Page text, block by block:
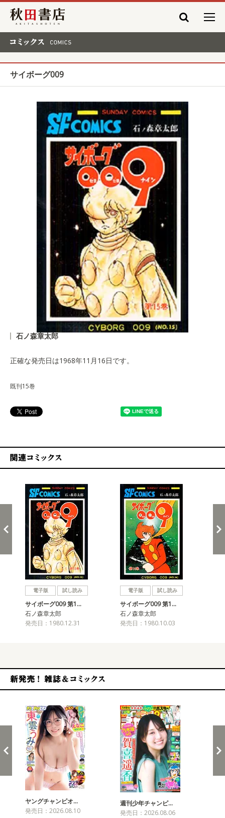
秋田書店
サイボーグ009
石ノ森章太郎
正確な発売日は1968年11月16日です。
既刊15巻
電子版 試し読み
サイボーグ009 第1…
石ノ森章太郎
発売日：1980.12.31
電子版 試し読み
サイボーグ009 第1…
石ノ森章太郎
発売日：1980.10.03
ヤングチャンピオ…
発売日：2026.08.10
週刊少年チャンピ…
発売日：2026.08.06